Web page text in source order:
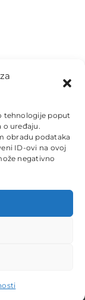
tehnologije poput
o uređaju.
obradu podataka
ID-ovi na ovoj
negativno